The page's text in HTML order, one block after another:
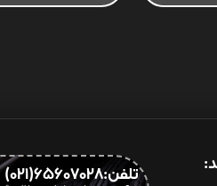
تلفن:65607028(021)